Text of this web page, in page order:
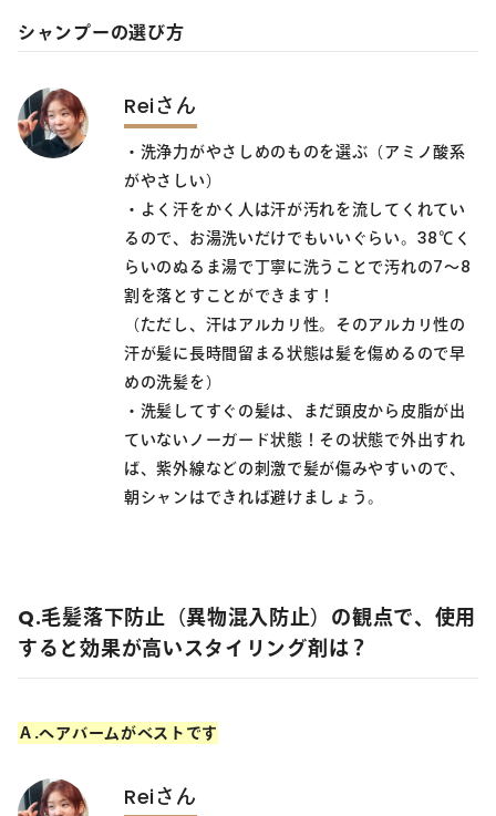
シャンプーの選び方
Reiさん
・洗浄力がやさしめのものを選ぶ（アミノ酸系
がやさしい）
・よく汗をかく人は汗が汚れを流してくれてい
るので、お湯洗いだけでもいいぐらい。38℃く
らいのぬるま湯で丁寧に洗うことで汚れの7～8
割を落とすことができます！
（ただし、汗はアルカリ性。そのアルカリ性の
汗が髪に長時間留まる状態は髪を傷めるので早
めの洗髪を）
・洗髪してすぐの髪は、まだ頭皮から皮脂が出
ていないノーガード状態！その状態で外出すれ
ば、紫外線などの刺激で髪が傷みやすいので、
朝シャンはできれば避けましょう。
Q.毛髪落下防止（異物混入防止）の観点で、使用
すると効果が高いスタイリング剤は？
Ａ.ヘアバームがベストです
Reiさん